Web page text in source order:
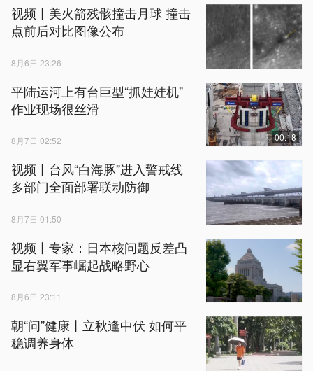
视频丨美火箭残骸撞击月球 撞击
点前后对比图像公布
8月6日 23:26
平陆运河上有台巨型“抓娃娃机”
作业现场很丝滑
8月7日 02:52 00:18
视频丨台风“白海豚”进入警戒线
多部门全面部署联动防御
8月7日 01:50
视频丨专家：日本核问题反差凸
显右翼军事崛起战略野心
8月6日 23:11
朝“问”健康丨立秋逢中伏 如何平
稳调养身体